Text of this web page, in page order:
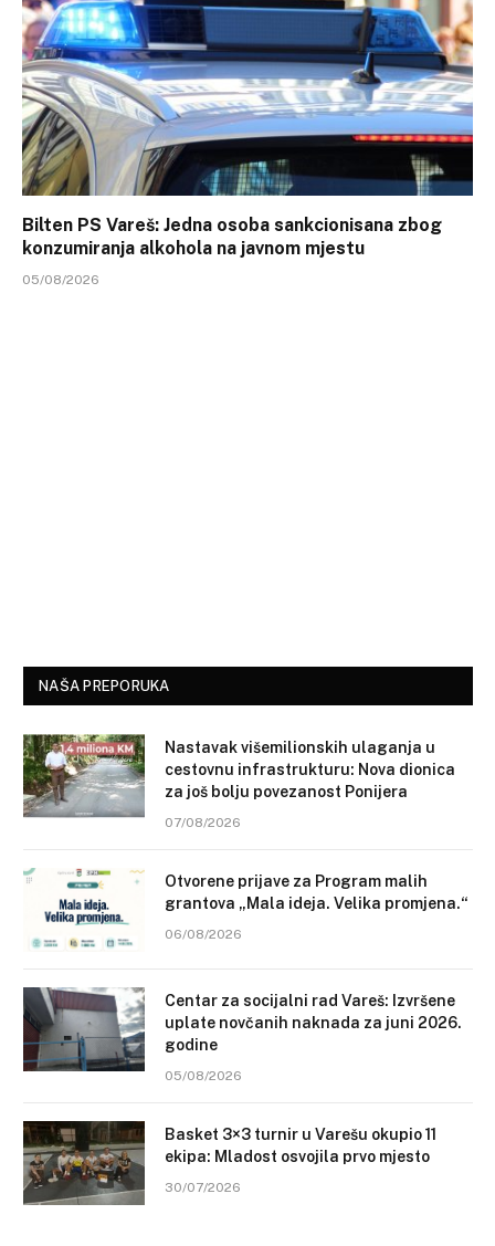
Bilten PS Vareš: Jedna osoba sankcionisana zbog
konzumiranja alkohola na javnom mjestu
05/08/2026
NAŠA PREPORUKA
Nastavak višemilionskih ulaganja u
cestovnu infrastrukturu: Nova dionica
za još bolju povezanost Ponijera
07/08/2026
Otvorene prijave za Program malih
grantova „Mala ideja. Velika promjena.“
06/08/2026
Centar za socijalni rad Vareš: Izvršene
uplate novčanih naknada za juni 2026.
godine
05/08/2026
Basket 3×3 turnir u Varešu okupio 11
ekipa: Mladost osvojila prvo mjesto
30/07/2026